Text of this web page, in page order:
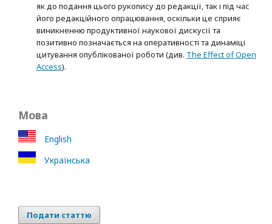
як до подання цього рукопису до редакції, так і під час
його редакційного опрацювання, оскільки це сприяє
виникненню продуктивної наукової дискусії та
позитивно позначається на оперативності та динаміці
цитування опублікованої роботи (див. The Effect of Open
Access).
Мова
English
Українська
Подати статтю